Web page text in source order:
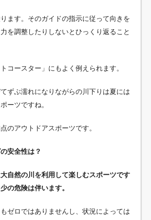
ます。そのガイドの指示に従って向きを
を調整したりしないとひっくり返ること
コースター」にもよく例えられます。
ずぶ濡れになりながらの川下りは夏には
ーツですね。
のアウトドアスポーツです。
安全性は？
自然の川を利用して楽しむスポーツです
の危険は伴います。
ゼロではありませんし、状況によっては